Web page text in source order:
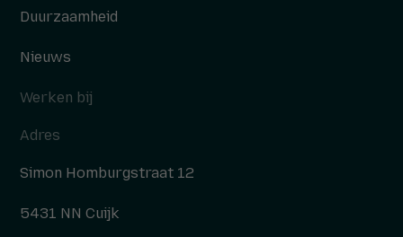
Duurzaamheid
Nieuws
Werken bij
Adres
Simon Homburgstraat 12
5431 NN Cuijk